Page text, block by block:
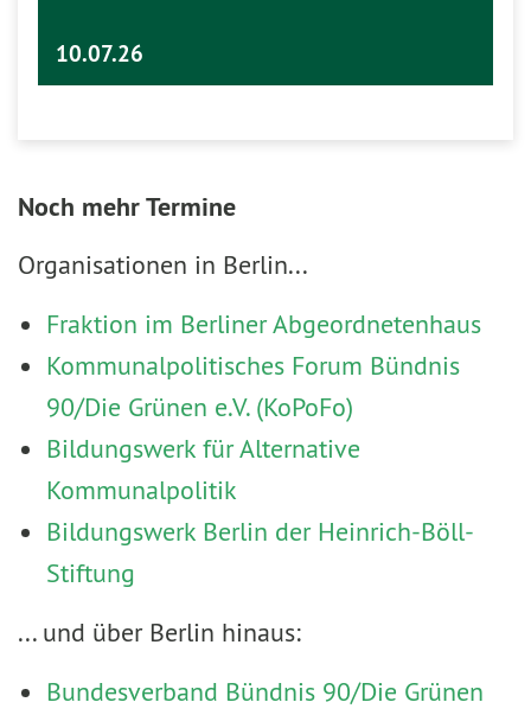
10.07.26
Noch mehr Termine
Organisationen in Berlin...
Fraktion im Berliner Abgeordnetenhaus
Kommunalpolitisches Forum Bündnis
90/Die Grünen e.V. (KoPoFo)
Bildungswerk für Alternative
Kommunalpolitik
Bildungswerk Berlin der Heinrich-Böll-
Stiftung
... und über Berlin hinaus:
Bundesverband Bündnis 90/Die Grünen